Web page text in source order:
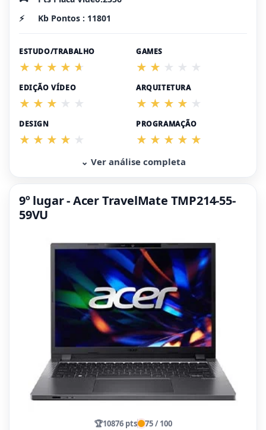
⚡
Kb Pontos : 11801
ESTUDO/TRABALHO GAMES
EDIÇÃO VÍDEO ARQUITETURA
DESIGN PROGRAMAÇÃO
⌄ Ver análise completa
9º lugar - Acer TravelMate TMP214-55-
59VU
🏆10876 pts 75 / 100